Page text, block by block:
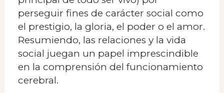
perseguir fines de carácter social como
el prestigio, la gloria, el poder o el amor.
Resumiendo, las relaciones y la vida
social juegan un papel imprescindible
en la comprensión del funcionamiento
cerebral.